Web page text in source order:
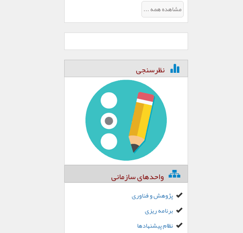
مشاهده همه ...
واحدهای سازمانی
پژوهش و فناوری
برنامه ریزی
نظام پیشنهادها
نظرسنجی